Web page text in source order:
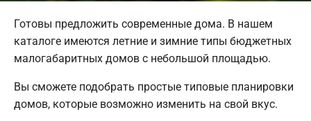
Готовы предложить современные дома. В нашем
каталоге имеются летние и зимние типы бюджетных
малогабаритных домов с небольшой площадью.
Вы сможете подобрать простые типовые планировки
домов, которые возможно изменить на свой вкус.